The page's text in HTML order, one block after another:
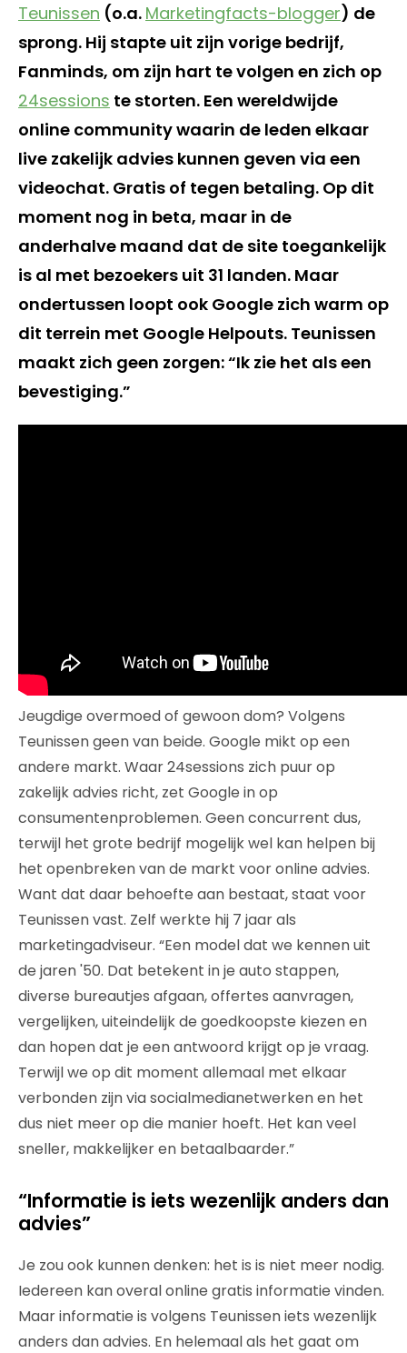
Teunissen (o.a. Marketingfacts-blogger) de
sprong. Hij stapte uit zijn vorige bedrijf,
Fanminds, om zijn hart te volgen en zich op
24sessions te storten. Een wereldwijde
online community waarin de leden elkaar
live zakelijk advies kunnen geven via een
videochat. Gratis of tegen betaling. Op dit
moment nog in beta, maar in de
anderhalve maand dat de site toegankelijk
is al met bezoekers uit 31 landen. Maar
ondertussen loopt ook Google zich warm op
dit terrein met Google Helpouts. Teunissen
maakt zich geen zorgen: “Ik zie het als een
bevestiging.”
Jeugdige overmoed of gewoon dom? Volgens
Teunissen geen van beide. Google mikt op een
andere markt. Waar 24sessions zich puur op
zakelijk advies richt, zet Google in op
consumentenproblemen. Geen concurrent dus,
terwijl het grote bedrijf mogelijk wel kan helpen bij
het openbreken van de markt voor online advies.
Want dat daar behoefte aan bestaat, staat voor
Teunissen vast. Zelf werkte hij 7 jaar als
marketingadviseur. “Een model dat we kennen uit
de jaren '50. Dat betekent in je auto stappen,
diverse bureautjes afgaan, offertes aanvragen,
vergelijken, uiteindelijk de goedkoopste kiezen en
dan hopen dat je een antwoord krijgt op je vraag.
Terwijl we op dit moment allemaal met elkaar
verbonden zijn via socialmedianetwerken en het
dus niet meer op die manier hoeft. Het kan veel
sneller, makkelijker en betaalbaarder.”
“Informatie is iets wezenlijk anders dan
advies”
Je zou ook kunnen denken: het is is niet meer nodig.
Iedereen kan overal online gratis informatie vinden.
Maar informatie is volgens Teunissen iets wezenlijk
anders dan advies. En helemaal als het gaat om